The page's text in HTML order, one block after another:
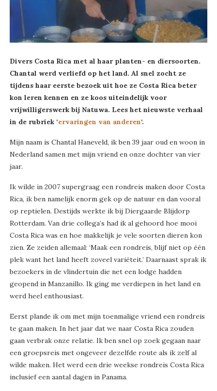
Divers Costa Rica met al haar planten- en diersoorten.
Chantal werd verliefd op het land. Al snel zocht ze
tijdens haar eerste bezoek uit hoe ze Costa Rica beter
kon leren kennen en ze koos uiteindelijk voor
vrijwilligerswerk bij Natuwa. Lees het nieuwste verhaal
in de rubriek ‘ervaringen van anderen‘.
Mijn naam is Chantal Haneveld, ik ben 39 jaar oud en woon in
Nederland samen met mijn vriend en onze dochter van vier
jaar.
Ik wilde in 2007 supergraag een rondreis maken door Costa
Rica, ik ben namelijk enorm gek op de natuur en dan vooral
op reptielen. Destijds werkte ik bij Diergaarde Blijdorp
Rotterdam. Van drie collega’s had ik al gehoord hoe mooi
Costa Rica was en hoe makkelijk je vele soorten dieren kon
zien. Ze zeiden allemaal: ‘Maak een rondreis, blijf niet op één
plek want het land heeft zoveel variëteit.’ Daarnaast sprak ik
bezoekers in de vlindertuin die net een lodge hadden
geopend in Manzanillo. Ik ging me verdiepen in het land en
werd heel enthousiast.
Eerst plande ik om met mijn toenmalige vriend een rondreis
te gaan maken. In het jaar dat we naar Costa Rica zouden
gaan verbrak onze relatie. Ik ben snel op zoek gegaan naar
een groepsreis met ongeveer dezelfde route als ik zelf al
wilde maken. Het werd een drie weekse rondreis Costa Rica
inclusief een aantal dagen in Panama.